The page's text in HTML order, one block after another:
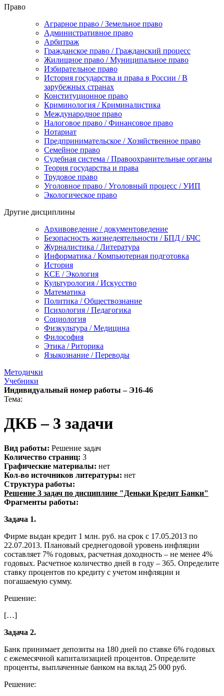
Право
Аграрное право / Земельное право
Административное право
Арбитраж
Гражданское право / Гражданский процесс
Жилищное право / Муниципальное право
Избирательное право
История государства и права в России / В
зарубежных странах
Конституционное право
Криминология / Криминалистика
Международное право
Налоговое право / Финансовое право
Нотариат
Предпринимательское / Хозяйственное право
Семейное право
Судебная система / Правоохранительные органы
Теория государства и права
Трудовое право
Уголовное право / Уголовный процесс / УИП
Экологическое право
Другие дисциплины
Архивоведение / документоведение
Безопасность жизнедеятельности / БПД / БЧС
Журналистика / Литература
Информатика / Компьютерная подготовка
История
КСЕ / Экология
Культурология / Искусство
Математика
Политика / Обществознание
Психология / Педагогика
Социология
Физкультура / Медицина
Философия
Этика / Риторика
Языкознание / Переводы
Методички
Учебники
Индивидуальный номер работы – Э16-46
Тема:
ДКБ – 3 задачи
Вид работы: Решение задач
Количество страниц: 3
Графические материалы: нет
Кол-во источников литературы: нет
Структура работы:
Решение 3 задач по дисциплине "Деньки Кредит Банки"
Фрагменты работы:
Задача 1.
Фирме выдан кредит 1 млн. руб. на срок с 17.05.2013 по
22.07.2013. Плановый среднегодовой уровень инфляции
составляет 7% годовых, расчетная доходность – не менее 4%
годовых. Расчетное количество дней в году – 365. Определите
ставку процентов по кредиту с учетом инфляции и
погашаемую сумму.
Решение:
[…]
Задача 2.
Банк принимает депозиты на 180 дней по ставке 6% годовых
с ежемесячной капитализацией процентов. Определите
проценты, выплаченные банком на вклад 25 000 руб.
Решение: